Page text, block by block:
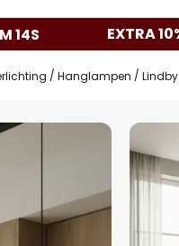
13S EXTRA
Hanglampen